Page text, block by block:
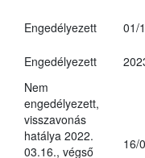
Engedélyezett
01/
Engedélyezett
Nem
engedélyezett,
visszavonás
hatálya 2022.
03.16., végső
16/